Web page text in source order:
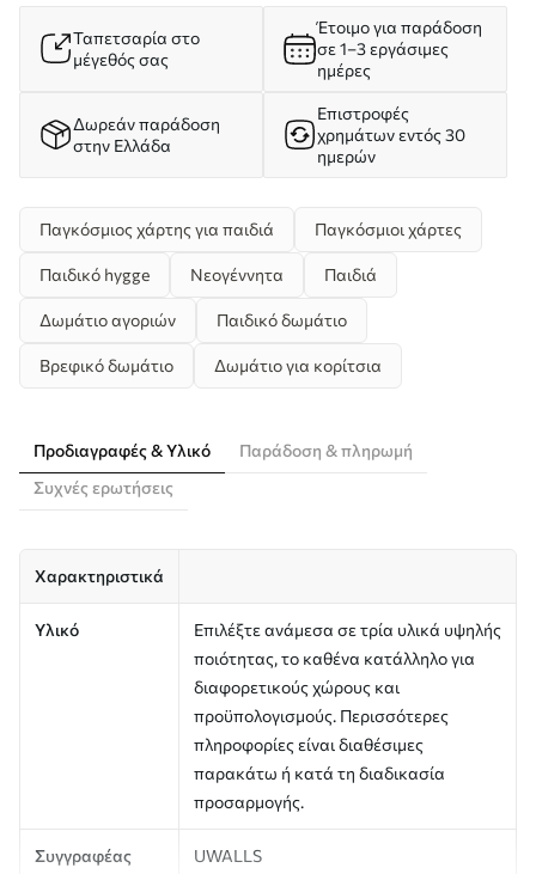
Ταπετσαρία στο
μέγεθός σας
Έτοιμο για παράδοση
σε 1–3 εργάσιμες
ημέρες
Δωρεάν παράδοση
στην Ελλάδα
Επιστροφές
χρημάτων εντός 30
ημερών
Παγκόσμιος χάρτης για παιδιά Παγκόσμιοι χάρτες
Παιδικό hygge Νεογέννητα Παιδιά
Δωμάτιο αγοριών Παιδικό δωμάτιο
Βρεφικό δωμάτιο Δωμάτιο για κορίτσια
Προδιαγραφές & Υλικό
Παράδοση & πληρωμή
Συχνές ερωτήσεις
Χαρακτηριστικά
Υλικό
Επιλέξτε ανάμεσα σε τρία υλικά υψηλής
ποιότητας, το καθένα κατάλληλο για
διαφορετικούς χώρους και
προϋπολογισμούς. Περισσότερες
πληροφορίες είναι διαθέσιμες
παρακάτω ή κατά τη διαδικασία
προσαρμογής.
Συγγραφέας UWALLS